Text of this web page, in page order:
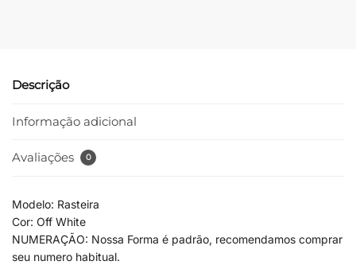
Descrição
Informação adicional
Avaliações 0
Modelo: Rasteira
Cor: Off White
NUMERAÇÃO: Nossa Forma é padrão, recomendamos comprar
seu numero habitual.